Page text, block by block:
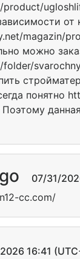
magazin/
можно
понятно
07/31/
cc.com/
16:41